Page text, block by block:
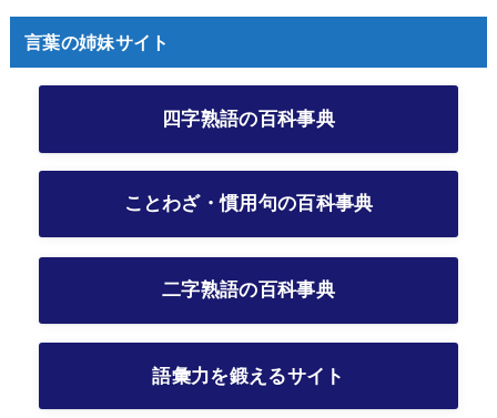
言葉の姉妹サイト
四字熟語の百科事典
ことわざ・慣用句の百科事典
二字熟語の百科事典
語彙力を鍛えるサイト